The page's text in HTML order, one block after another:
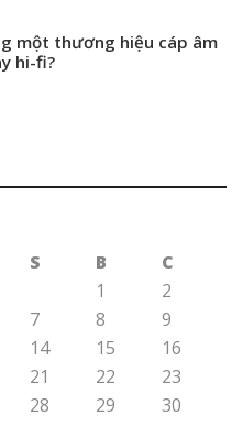
một thương hiệu cáp âm
hi-fi?
S B
C
1
2
7 8
9
14 15
16
21 22
23
28 29
30